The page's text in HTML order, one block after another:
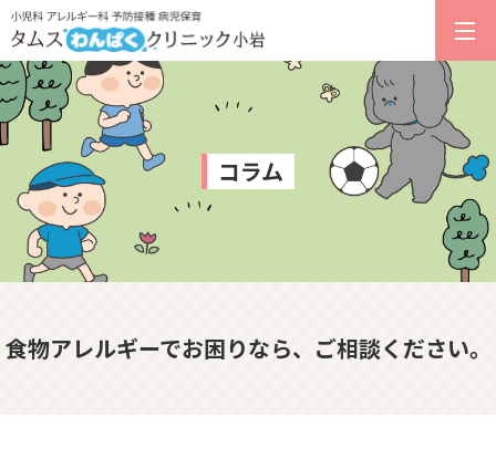
コラム
食物アレルギーでお困りなら、ご相談ください。